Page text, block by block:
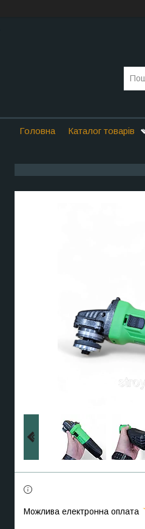
Головна Каталог товарів